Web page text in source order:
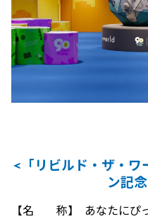
<「リビルド・ザ・ワ
ン記
【名 称】 あなたにぴっ